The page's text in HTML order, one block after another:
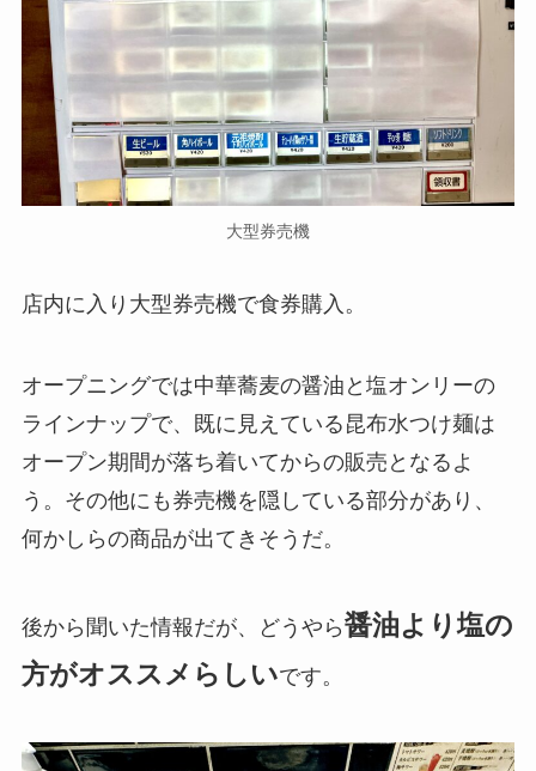
大型券売機
店内に入り大型券売機で食券購入。
オープニングでは中華蕎麦の醤油と塩オンリーの
ラインナップで、既に見えている昆布水つけ麺は
オープン期間が落ち着いてからの販売となるよ
う。その他にも券売機を隠している部分があり、
何かしらの商品が出てきそうだ。
後から聞いた情報だが、どうやら醤油より塩の
方がオススメらしいです。